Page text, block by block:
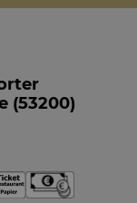
(53200)